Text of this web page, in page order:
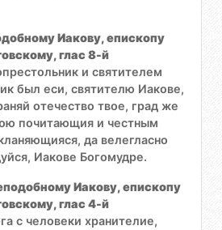
Иакову, епископу
глас 8-й
и святителем
был еси, святителю Иакове,
отечество твое, град же
почитающия и честным
да велегласно
Иакове Богомудре.
Иакову, епископу
глас 4-й
с человеки хранителие,